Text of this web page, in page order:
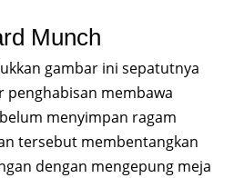
Munch
gambar ini sepatutnya
membawa
menyimpan ragam
tersebut membentangkan
dengan mengepung meja